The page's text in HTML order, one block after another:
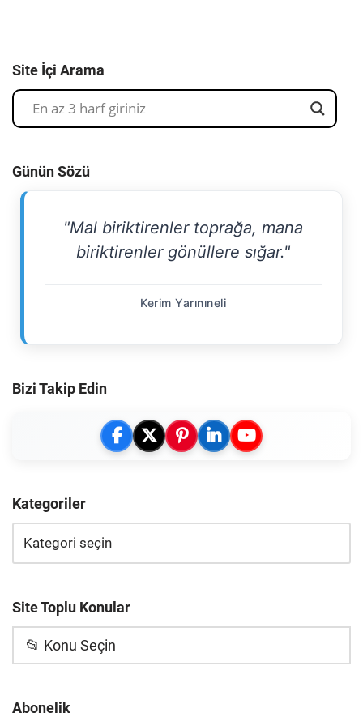
Site İçi Arama
Günün Sözü
"Mal biriktirenler toprağa, mana
biriktirenler gönüllere sığar."
Kerim Yarınıneli
Bizi Takip Edin
Kategoriler
Site Toplu Konular
📂 Konu Seçin
Abonelik